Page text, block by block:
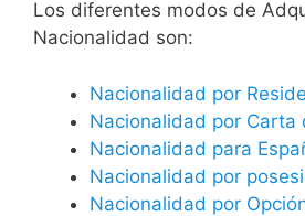
​​​Los diferentes modos de
Nacionalidad son:
Nacionalidad por
Nacionalidad por Carta
Nacionalidad para
Nacionalidad por
Nacionalidad por